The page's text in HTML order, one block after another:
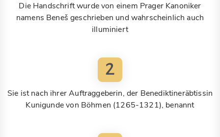
Die Handschrift wurde von einem Prager Kanoniker
namens Beneš geschrieben und wahrscheinlich auch
illuminiert
2
Sie ist nach ihrer Auftraggeberin, der Benediktineräbtissin
Kunigunde von Böhmen (1265-1321), benannt